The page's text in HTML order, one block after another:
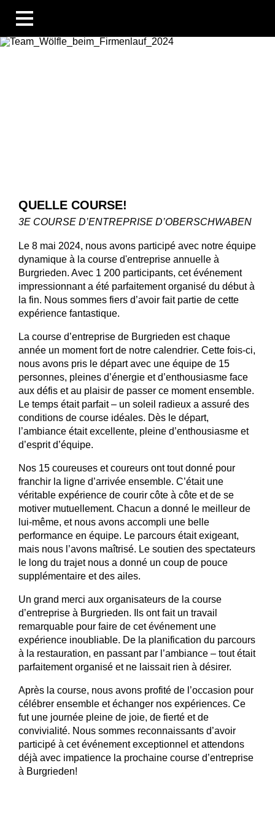
CARRIÈRE
TÉLÉCHARGEMENTS
QUELLE COURSE!
3E COURSE D’ENTREPRISE D’OBERSCHWABEN
Le 8 mai 2024, nous avons participé avec notre équipe
dynamique à la course d'entreprise annuelle à
Burgrieden. Avec 1 200 participants, cet événement
impressionnant a été parfaitement organisé du début à
la fin. Nous sommes fiers d’avoir fait partie de cette
expérience fantastique.
La course d’entreprise de Burgrieden est chaque
année un moment fort de notre calendrier. Cette fois-ci,
nous avons pris le départ avec une équipe de 15
personnes, pleines d’énergie et d’enthousiasme face
aux défis et au plaisir de passer ce moment ensemble.
Le temps était parfait – un soleil radieux a assuré des
conditions de course idéales. Dès le départ,
l’ambiance était excellente, pleine d’enthousiasme et
d’esprit d’équipe.
Nos 15 coureuses et coureurs ont tout donné pour
franchir la ligne d’arrivée ensemble. C’était une
véritable expérience de courir côte à côte et de se
motiver mutuellement. Chacun a donné le meilleur de
lui-même, et nous avons accompli une belle
performance en équipe. Le parcours était exigeant,
mais nous l’avons maîtrisé. Le soutien des spectateurs
le long du trajet nous a donné un coup de pouce
supplémentaire et des ailes.
Un grand merci aux organisateurs de la course
d’entreprise à Burgrieden. Ils ont fait un travail
remarquable pour faire de cet événement une
expérience inoubliable. De la planification du parcours
à la restauration, en passant par l’ambiance – tout était
parfaitement organisé et ne laissait rien à désirer.
Après la course, nous avons profité de l’occasion pour
célébrer ensemble et échanger nos expériences. Ce
fut une journée pleine de joie, de fierté et de
convivialité. Nous sommes reconnaissants d’avoir
participé à cet événement exceptionnel et attendons
déjà avec impatience la prochaine course d’entreprise
à Burgrieden!